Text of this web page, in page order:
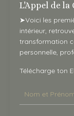
L'Appel de la
➤Voici les
intérieur,
transformation
personnelle,
Télécharge ton